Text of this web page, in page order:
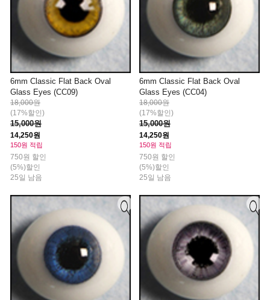
6mm Classic Flat Back Oval
Glass Eyes (CC09)
18,000원
(17%할인)
15,000원
14,250원
150원 적립
750원 할인
(5%)할인
25일 남음
6mm Classic Flat Back Oval
Glass Eyes (CC04)
18,000원
(17%할인)
15,000원
14,250원
150원 적립
750원 할인
(5%)할인
25일 남음